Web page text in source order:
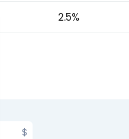
bandeau des
2.5%